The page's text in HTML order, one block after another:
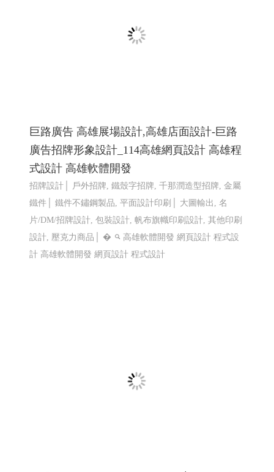
巨路廣告 高雄展場設計,高雄店面設計-巨路
廣告招牌形象設計_114高雄網頁設計 高雄程
式設計 高雄軟體開發
招牌設計│ 戶外招牌, 鐵殼字招牌, 千那潤造型招牌, 金屬
鐵件│ 鐵件不鏽鋼製品, 平面設計印刷│ 大圖輸出, 名
片/DM/招牌設計, 包裝設計, 帆布旗幟印刷設計, 其他印刷
設計, 壓克力商品│ �
高雄軟體開發 網頁設計 程式設
計 高雄軟體開發 網頁設計 程式設計